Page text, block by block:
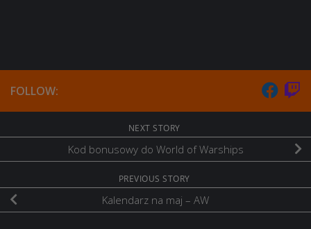
FOLLOW:
NEXT STORY
Kod bonusowy do World of Warships
PREVIOUS STORY
Kalendarz na maj – AW